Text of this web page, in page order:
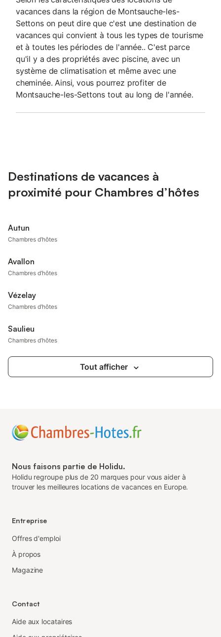
vacances dans la région de Montsauche-les-
Settons on peut dire que c'est une destination de
vacances qui convient à tous les types de tourisme
et à toutes les périodes de l'année.. C'est parce
qu'il y a des propriétés avec piscine, avec un
système de climatisation et même avec une
cheminée. Ainsi, vous pourrez profiter de
Montsauche-les-Settons tout au long de l'année.
Destinations de vacances à
proximité pour Chambres d’hôtes
Autun
Chambres d’hôtes
Avallon
Chambres d’hôtes
Vézelay
Chambres d’hôtes
Saulieu
Chambres d’hôtes
Tout afficher
Nous faisons partie de Holidu.
Holidu regroupe plus de 20 marques pour vous aider à
trouver les meilleures locations de vacances en Europe.
Entreprise
Offres d'emploi
À propos
Magazine
Contact
Aide aux locataires